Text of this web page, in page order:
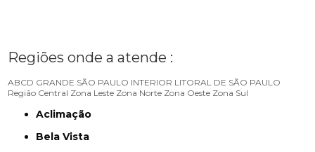
Regiões onde a atende :
ABCD GRANDE SÃO PAULO INTERIOR LITORAL DE SÃO PAULO
Região Central Zona Leste Zona Norte Zona Oeste Zona Sul
Aclimação
Bela Vista